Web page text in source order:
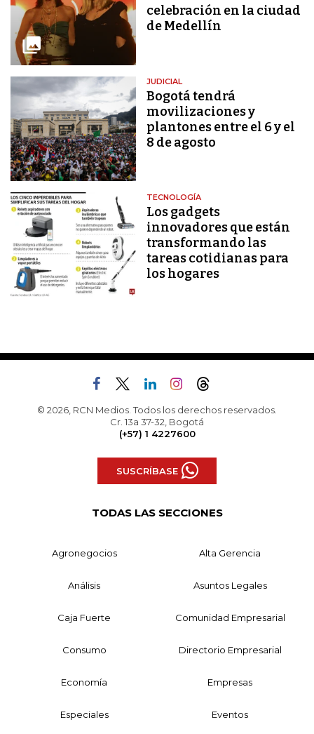
celebración en la ciudad
de Medellín
JUDICIAL
Bogotá tendrá
movilizaciones y
plantones entre el 6 y el
8 de agosto
TECNOLOGÍA
Los gadgets
innovadores que están
transformando las
tareas cotidianas para
los hogares
© 2026, RCN Medios. Todos los derechos reservados.
Cr. 13a 37-32, Bogotá
(+57) 1 4227600
SUSCRÍBASE
TODAS LAS SECCIONES
Agronegocios Alta Gerencia
Análisis Asuntos Legales
Caja Fuerte Comunidad Empresarial
Consumo Directorio Empresarial
Economía Empresas
Especiales Eventos